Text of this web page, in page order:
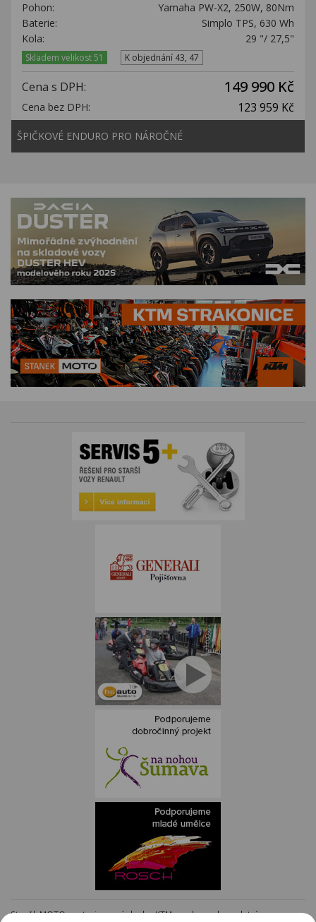
Pohon:
Yamaha PW-X2, 250W, 80Nm
Baterie:
Simplo TPS, 630 Wh
Kola:
29 "/ 27,5"
Skladem velikost 51 K objednání 43, 47
Cena s DPH: 149 990 Kč
Cena bez DPH: 123 959 Kč
ŠPIČKOVÉ ENDURO PRO NÁROČNÉ
Staněk MOTO - autorizovaný dealer KTM - e-shop s kompletním